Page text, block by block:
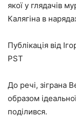
якої у глядачів
Калягіна в
Публікація від
PST
До речі, зіграна
образом
поділився.